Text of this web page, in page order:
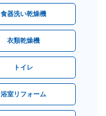
食器洗い乾燥機
衣類乾燥機
トイレ
浴室リフォーム